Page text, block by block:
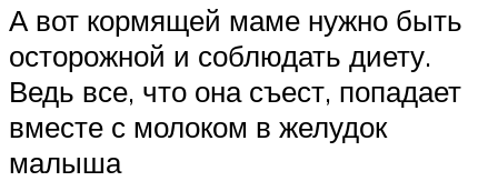
А вот кормящей маме нужно быть
осторожной и соблюдать диету.
Ведь все, что она съест, попадает
вместе с молоком в желудок
малыша